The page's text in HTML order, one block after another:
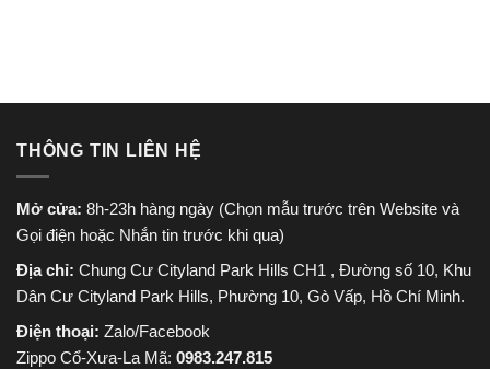
THÔNG TIN LIÊN HỆ
Mở cửa: 8h-23h hàng ngày (Chọn mẫu trước trên Website và
Gọi điện hoặc Nhắn tin trước khi qua)
Địa chỉ: Chung Cư Cityland Park Hills CH1 , Đường số 10, Khu
Dân Cư Cityland Park Hills, Phường 10, Gò Vấp, Hồ Chí Minh.
Điện thoại: Zalo/Facebook
Zippo Cổ-Xưa-La Mã: 0983.247.815